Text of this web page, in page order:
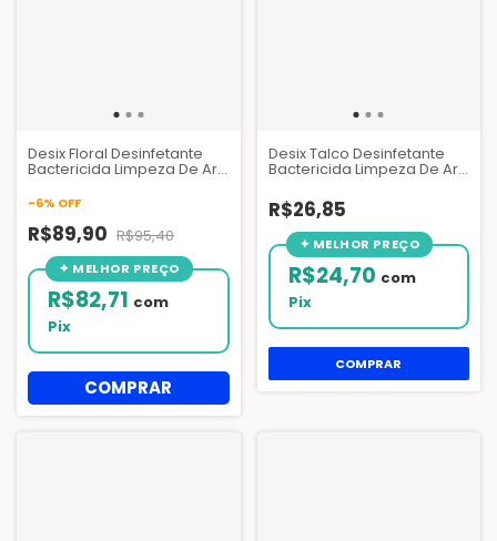
Desix Floral Desinfetante
Bactericida Limpeza De Ar
Condicionado 5 Litros
-6% OFF
R$89,90 R$95,40
R$82,71 com
Pix
Desix Talco Desinfetante
Bactericida Limpeza De Ar
R$26,85
R$24,70 com
Pix
COMPRAR